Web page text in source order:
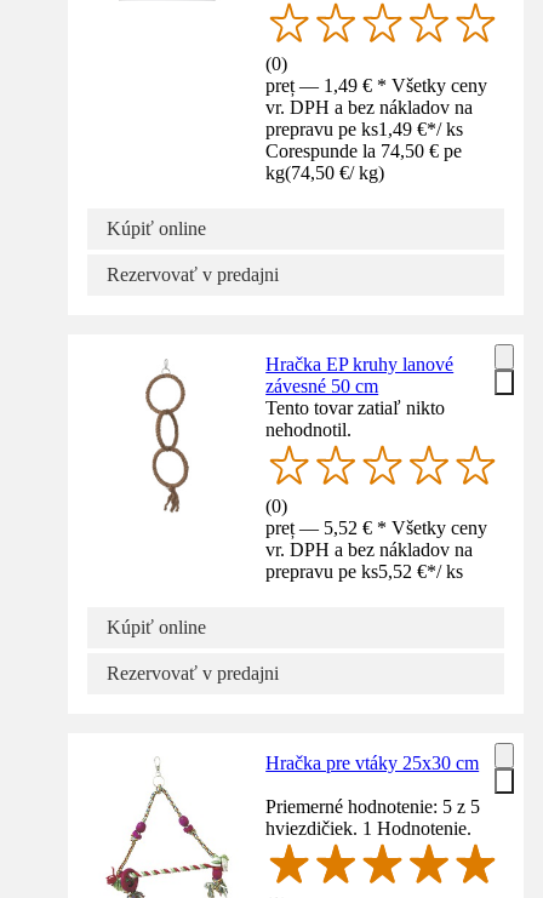
(0)
preț — 1,49 € * Všetky ceny
vr. DPH a bez nákladov na
prepravu pe ks1,49 €*/ ks
Corespunde la 74,50 € pe
kg(74,50 €/ kg)
Kúpiť online
Rezervovať v predajni
Hračka EP kruhy lanové
závesné 50 cm
Tento tovar zatiaľ nikto
nehodnotil.
(0)
preț — 5,52 € * Všetky ceny
vr. DPH a bez nákladov na
prepravu pe ks5,52 €*/ ks
Kúpiť online
Rezervovať v predajni
Hračka pre vtáky 25x30 cm
Priemerné hodnotenie: 5 z 5
hviezdičiek. 1 Hodnotenie.